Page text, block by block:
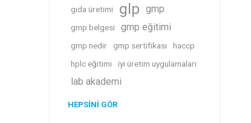
gıda üretimi
glp gmp
gmp belgesi gmp eğitimi
gmp nedir gmp sertifikası
haccp
hplc eğitimi
iyi üretim uygulamaları
lab akademi
HEPSINI GÖR